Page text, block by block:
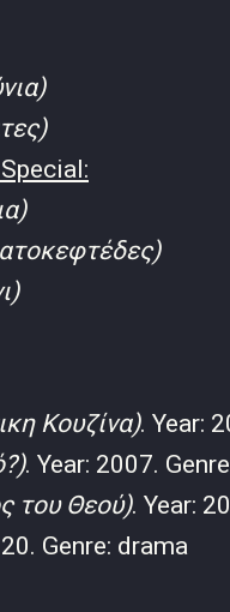
Κουζίνα). Year:
. Year: 2007.
του Θεού). Year:
Genre: drama